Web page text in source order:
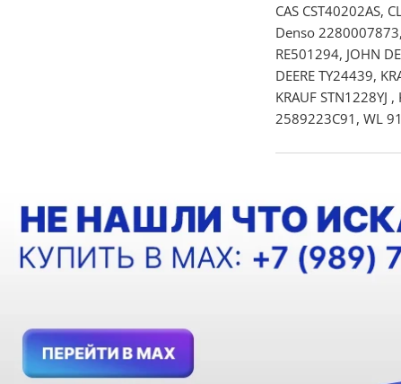
CAS
Denso
RE501294, JOHN
DEERE TY24439,
KRAUF
2589223C91, WL